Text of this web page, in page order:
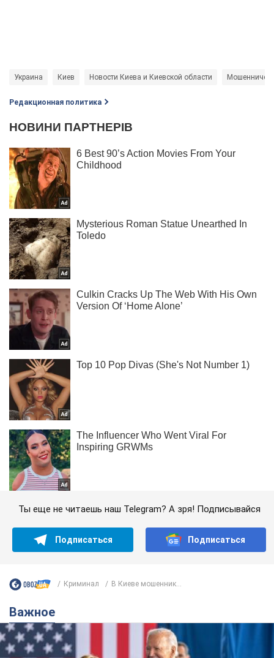
Украина Киев Новости Киева и Киевской области
Редакционная политика
Ты еще не читаешь наш Telegram? А зря! Подписывайся
Подписаться Подписаться
Криминал В Киеве мошенник...
Важное